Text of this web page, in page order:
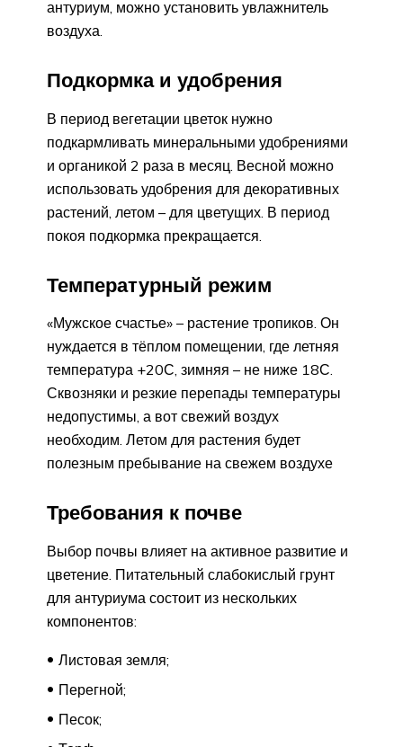
антуриум, можно установить увлажнитель
воздуха.
Подкормка и удобрения
В период вегетации цветок нужно
подкармливать минеральными удобрениями
и органикой 2 раза в месяц. Весной можно
использовать удобрения для декоративных
растений, летом – для цветущих. В период
покоя подкормка прекращается.
Температурный режим
«Мужское счастье» – растение тропиков. Он
нуждается в тёплом помещении, где летняя
температура +20С, зимняя – не ниже 18С.
Сквозняки и резкие перепады температуры
недопустимы, а вот свежий воздух
необходим. Летом для растения будет
полезным пребывание на свежем воздухе
Требования к почве
Выбор почвы влияет на активное развитие и
цветение. Питательный слабокислый грунт
для антуриума состоит из нескольких
компонентов:
Листовая земля;
Перегной;
Песок;